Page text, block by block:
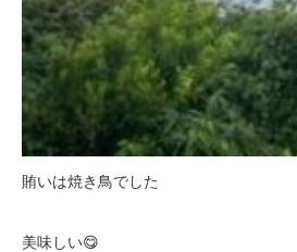
賄いは焼き鳥でした
美味しい😋